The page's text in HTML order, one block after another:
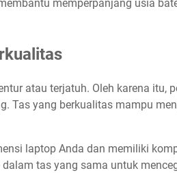
memperpanjang usia
atau terjatuh. Oleh karena itu,
Tas yang berkualitas mampu
laptop Anda dan memiliki
tas yang sama untuk